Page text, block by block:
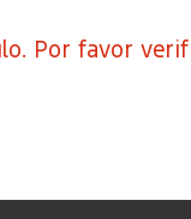
Protect
Por favor